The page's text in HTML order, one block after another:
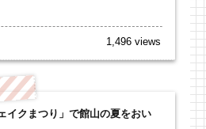
1,496 views
イクまつり」で館山の夏をおい